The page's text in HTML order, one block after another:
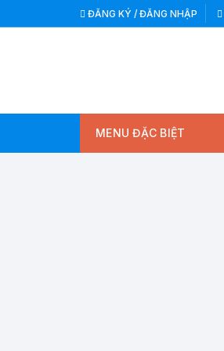
tới
ĐĂNG KÝ / ĐĂNG NHẬP
MENU ĐẶC BIỆT